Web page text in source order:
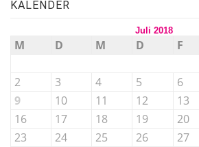
KALENDER
Juli 2018
M D M D F
2
3 4 5 6
9
10 11 12 13
16
17 18 19 20
23
24 25 26 27